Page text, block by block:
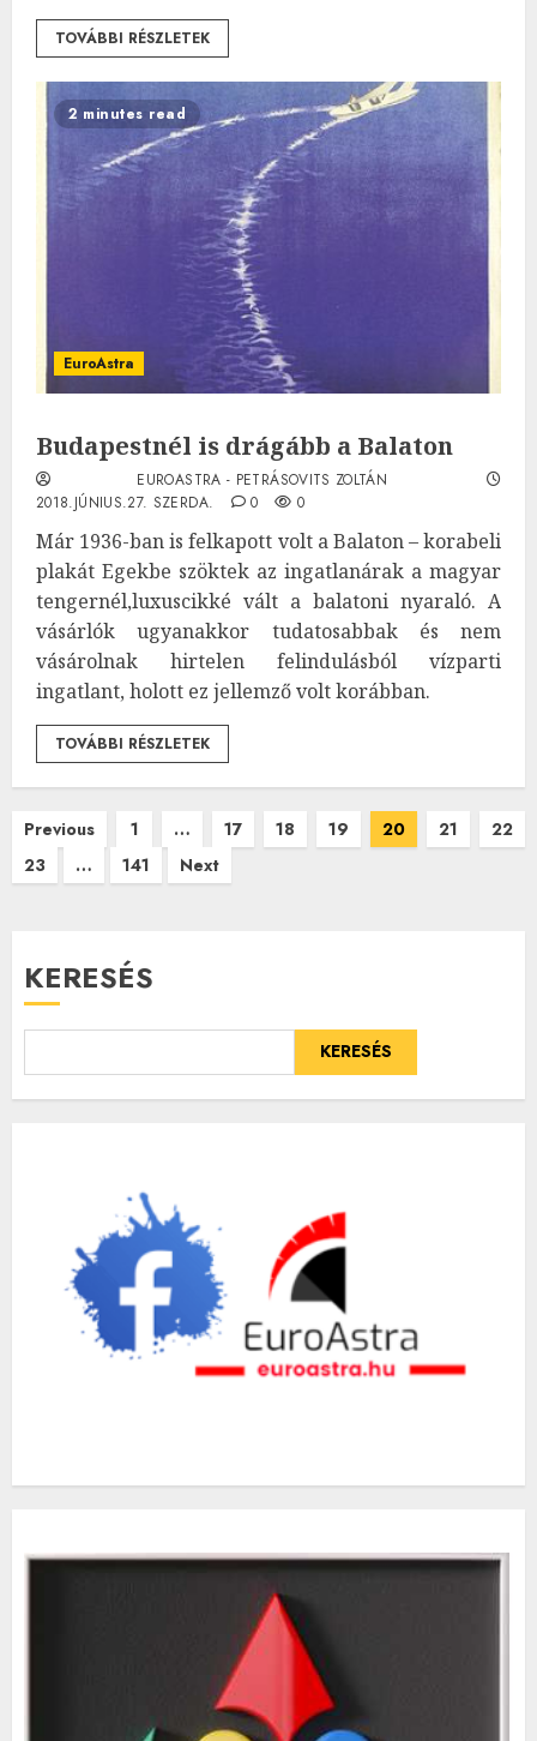
TOVÁBBI RÉSZLETEK
2 minutes read
EuroAstra
Budapestnél is drágább a Balaton
EUROASTRA - PETRÁSOVITS ZOLTÁN
2018.JÚNIUS.27. SZERDA.
0 0
Már 1936-ban is felkapott volt a Balaton – korabeli
plakát Egekbe szöktek az ingatlanárak a magyar
tengernél,luxuscikké vált a balatoni nyaraló. A
vásárlók ugyanakkor tudatosabbak és nem
vásárolnak hirtelen felindulásból vízparti
ingatlant, holott ez jellemző volt korábban.
TOVÁBBI RÉSZLETEK
Bejegyzések
lapozása
Previous 1 … 17 18 19 20 21
22
23
… 141 Next
KERESÉS
KERESÉS